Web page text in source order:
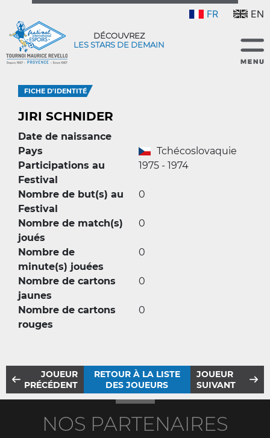
FR EN
DÉCOUVREZ
LES STARS DE DEMAIN
FICHE D'IDENTITÉ
JIRI SCHNIDER
Date de naissance
Pays
Tchécoslovaquie
Participations au
Festival
1975 - 1974
Nombre de but(s) au
Festival
0
Nombre de match(s)
joués
0
Nombre de
minute(s) jouées
0
Nombre de cartons
jaunes
0
Nombre de cartons
rouges
0
JOUEUR
PRÉCÉDENT
RETOUR À LA LISTE
DES JOUEURS
JOUEUR
SUIVANT
NOS PARTENAIRES